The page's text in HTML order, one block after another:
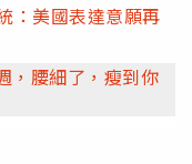
：美國表達意願再
，腰細了，瘦到你